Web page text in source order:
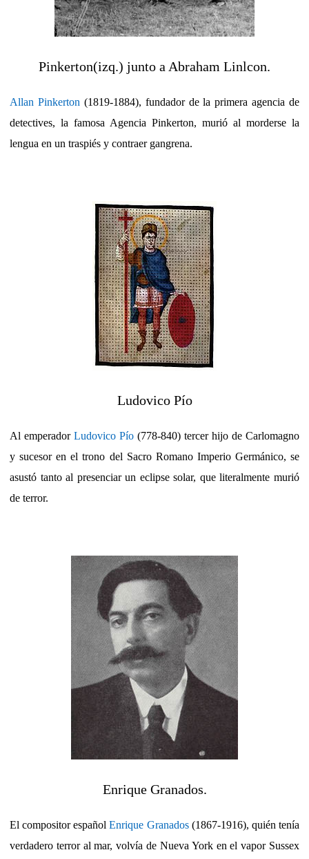
Pinkerton(izq.) junto a Abraham Linlcon.
Allan Pinkerton (1819-1884), fundador de la primera agencia de
detectives, la famosa Agencia Pinkerton, murió al morderse la
lengua en un traspiés y contraer gangrena.
Ludovico Pío
Al emperador Ludovico Pío (778-840) tercer hijo de Carlomagno
y sucesor en el trono del Sacro Romano Imperio Germánico, se
asustó tanto al presenciar un eclipse solar, que literalmente murió
de terror.
Enrique Granados.
El compositor españolEnrique Granados(1867-1916), quién tenía
verdadero terror al mar, volvía de Nueva York en el vapor Sussex